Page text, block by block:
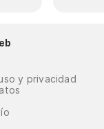
y privacidad